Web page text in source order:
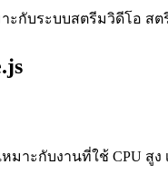
มาะกับระบบสตรีมวิดีโอ
เหมาะกับงานที่ใช้